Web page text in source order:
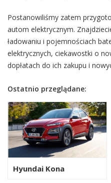
Postanowiliśmy zatem
autom elektrycznym.
ładowaniu i pojemnościach
elektrycznych, ciekawostki o
dopłatach do ich zakupu i
Ostatnio przeglądane:
Hyundai Kona